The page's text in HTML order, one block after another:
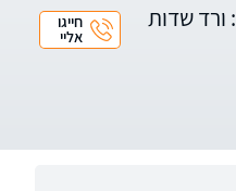
שדות חייגו
אליי